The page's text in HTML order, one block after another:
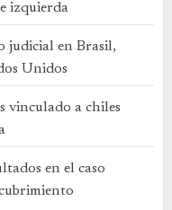
izquierda
judicial en Brasil,
Unidos
vinculado a chiles
en el caso